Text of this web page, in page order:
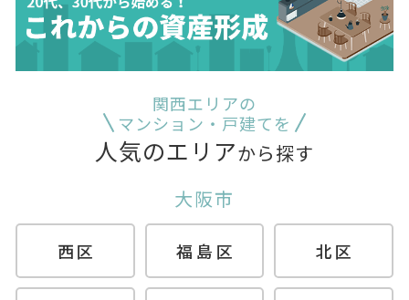
関西エリアの
マンション・戸建てを
人気のエリアから探す
大阪市
西区 福島区 北区